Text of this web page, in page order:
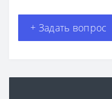
+ Задать вопрос